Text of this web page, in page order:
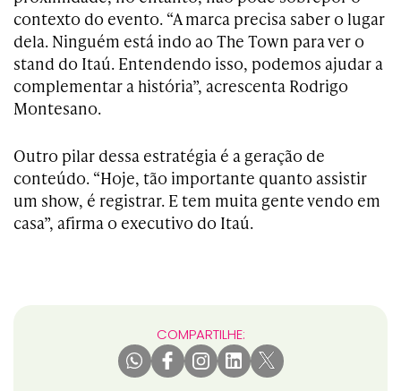
contexto do evento. “A marca precisa saber o lugar
dela. Ninguém está indo ao The Town para ver o
stand do Itaú. Entendendo isso, podemos ajudar a
complementar a história”, acrescenta Rodrigo
Montesano.
Outro pilar dessa estratégia é a geração de
conteúdo. “Hoje, tão importante quanto assistir
um show, é registrar. E tem muita gente vendo em
casa”, afirma o executivo do Itaú.
COMPARTILHE: